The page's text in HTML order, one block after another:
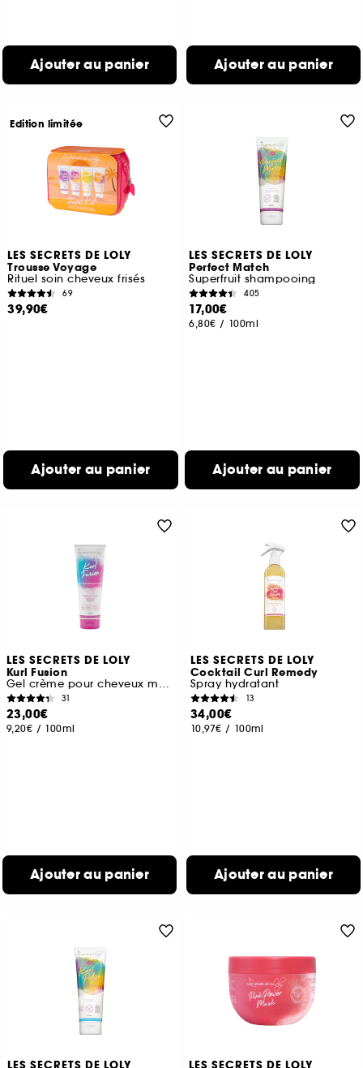
Ajouter au panier Ajouter au panier
LES SECRETS DE LOLY
Trousse Voyage
Rituel soin cheveux frisés
69
39,90€
Ajouter au panier
Edition limitée
LES SECRETS DE LOLY
Perfect Match
Superfruit shampooing
405
17,00€
6,80€ / 100ml
Ajouter au panier
LES SECRETS DE LOLY
Kurl Fusion
Gel crème pour cheveux multi-texturés
31
23,00€
9,20€ / 100ml
Ajouter au panier
LES SECRETS DE LOLY
Cocktail Curl Remedy
Spray hydratant
13
34,00€
10,97€ / 100ml
Ajouter au panier